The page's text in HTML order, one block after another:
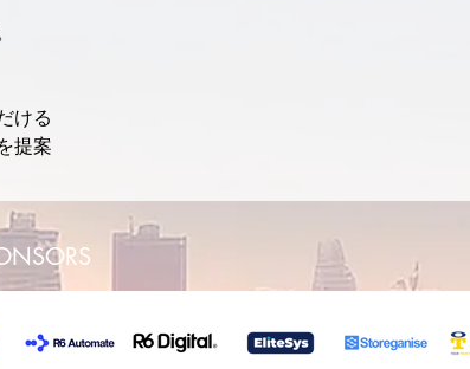
ける
提案